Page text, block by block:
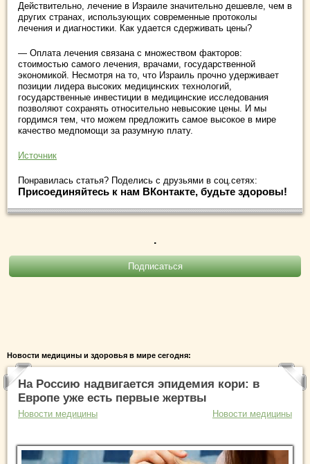
Действительно, лечение в Израиле значительно дешевле, чем в
других странах, использующих современные протоколы
лечения и диагностики. Как удается сдерживать цены?
— Оплата лечения связана с множеством факторов:
стоимостью самого лечения, врачами, государственной
экономикой. Несмотря на то, что Израиль прочно удерживает
позиции лидера высоких медицинских технологий,
государственные инвестиции в медицинские исследования
позволяют сохранять относительно невысокие цены. И мы
гордимся тем, что можем предложить самое высокое в мире
качество медпомощи за разумную плату.
Источник
Понравилась статья? Поделись с друзьями в соц.сетях:
Присоединяйтесь к нам ВКонтакте, будьте здоровы!
.
Новости медицины и здоровья в мире сегодня:
На Россию надвигается эпидемия кори: в
Европе уже есть первые жертвы
Новости медицины Новости медицины